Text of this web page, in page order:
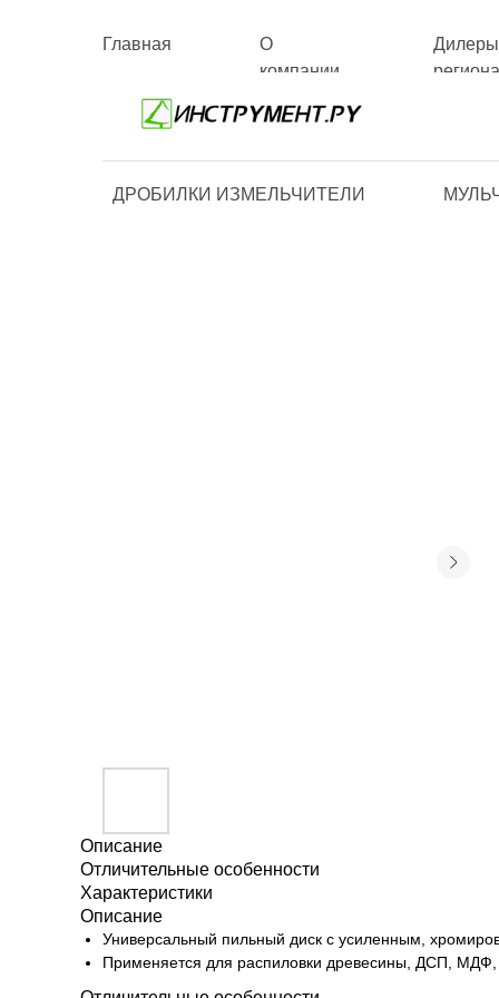
Главная
О
компании
ДРОБИЛКИ ИЗМЕЛЬЧИТЕЛИ
Описание
Отличительные особенности
Характеристики
Описание
Универсальный пильный диск с усиленным,
Применяется для распиловки древесины, ДСП, МДФ,